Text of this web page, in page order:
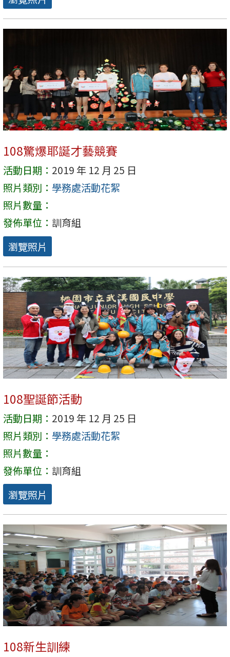
108驚爆耶誕才藝競賽
活動日期： 2019 年 12 月 25 日
照片類別： 學務處活動花絮
照片數量：
發佈單位： 訓育組
瀏覽照片
108聖誕節活動
活動日期： 2019 年 12 月 25 日
照片類別： 學務處活動花絮
照片數量：
發佈單位： 訓育組
瀏覽照片
108新生訓練